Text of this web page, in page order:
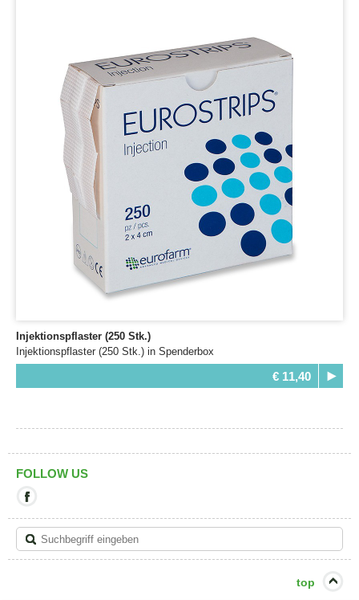
Injektionspflaster (250 Stk.)
Injektionspflaster (250 Stk.) in Spenderbox
€ 11,40
FOLLOW US
Link
verlassen
Sie
die
top